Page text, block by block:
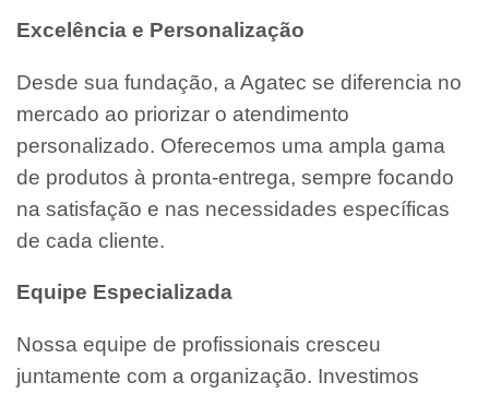
Excelência e Personalização
Desde sua fundação, a Agatec se diferencia no
mercado ao priorizar o atendimento
personalizado. Oferecemos uma ampla gama
de produtos à pronta-entrega, sempre focando
na satisfação e nas necessidades específicas
de cada cliente.
Equipe Especializada
Nossa equipe de profissionais cresceu
juntamente com a organização. Investimos